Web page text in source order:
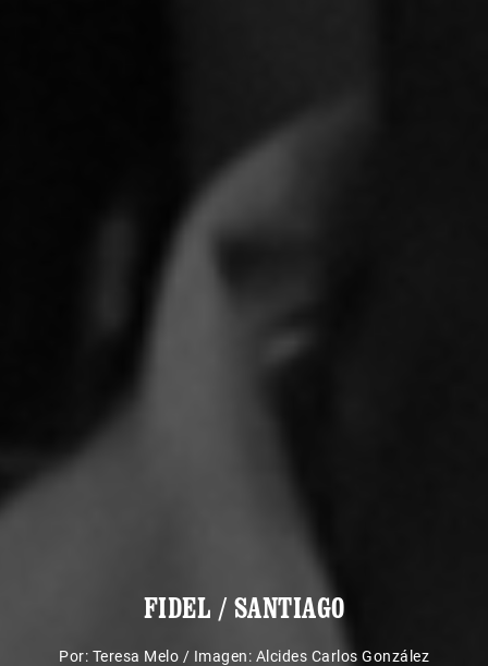
FIDEL / SANTIAGO
Por: Teresa Melo / Imagen: Alcides Carlos González